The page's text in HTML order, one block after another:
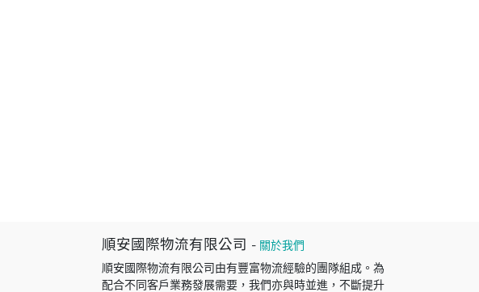
順安國際物流有限公司 - 關於我們
順安國際物流有限公司由有豐富物流經驗的團隊組成。為
配合不同客戶業務發展需要，我們亦與時並進，不斷提升